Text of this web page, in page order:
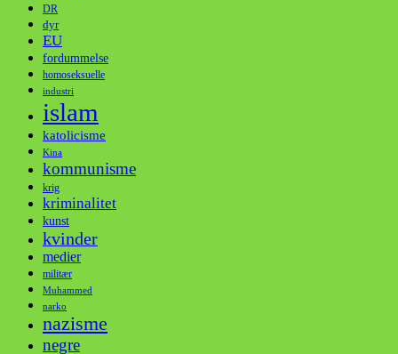
DR
dyr
EU
fordummelse
homoseksuelle
industri
islam
katolicisme
Kina
kommunisme
krig
kriminalitet
kunst
kvinder
medier
militær
Muhammed
narko
nazisme
negre